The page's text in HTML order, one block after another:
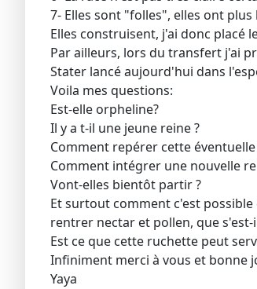
7- Elles sont "folles", elles ont
Elles construisent, j'ai donc placé
Par ailleurs, lors du transfert j'ai
Stater lancé aujourd'hui dans
Voila mes questions:
Est-elle orpheline?
Il y a t-il une jeune reine ?
Comment repérer cette
Comment intégrer une nouvelle
Vont-elles bientôt partir ?
Et surtout comment c'est
rentrer nectar et pollen, que
Est ce que cette ruchette peut
Infiniment merci à vous et bonne
Yaya